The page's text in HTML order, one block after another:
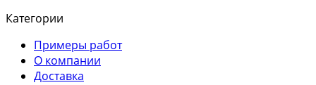
Категории
Примеры работ
О компании
Доставка